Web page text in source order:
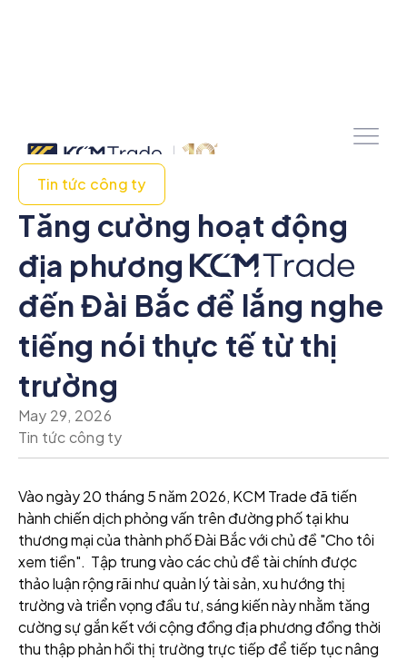
Tin tức công ty
Tăng cường hoạt động
địa phương
đến Đài Bắc để lắng nghe
tiếng nói thực tế từ thị
trường
May 29, 2026
Tin tức công ty
Vào ngày 20 tháng 5 năm 2026, KCM Trade đã tiến
hành chiến dịch phỏng vấn trên đường phố tại khu
thương mại của thành phố Đài Bắc với chủ đề "Cho tôi
xem tiền". Tập trung vào các chủ đề tài chính được
thảo luận rộng rãi như quản lý tài sản, xu hướng thị
trường và triển vọng đầu tư, sáng kiến này nhằm tăng
cường sự gắn kết với cộng đồng địa phương đồng thời
thu thập phản hồi thị trường trực tiếp để tiếp tục nâng